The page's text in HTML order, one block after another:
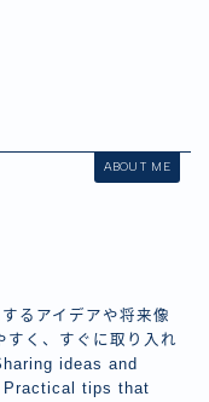
ABOUT ME
るアイデアや将来像
すく、すぐに取り入れ
ideas and
tips that